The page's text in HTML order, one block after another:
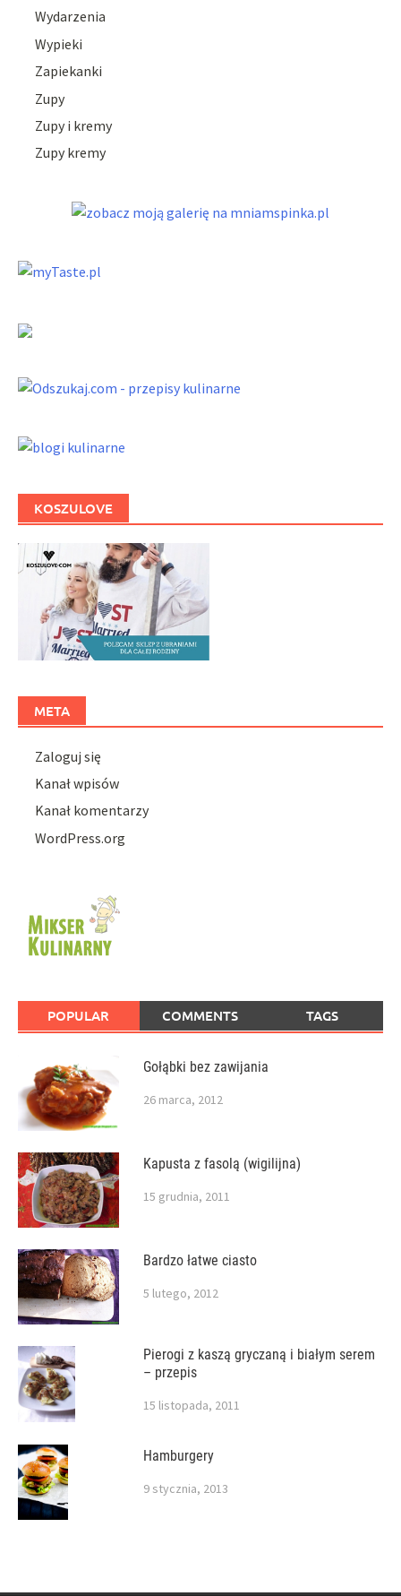
Wydarzenia
Wypieki
Zapiekanki
Zupy
Zupy i kremy
Zupy kremy
KOSZULOVE
META
Zaloguj się
Kanał wpisów
Kanał komentarzy
WordPress.org
POPULAR COMMENTS TAGS
Gołąbki bez zawijania
26 marca, 2012
Kapusta z fasolą (wigilijna)
15 grudnia, 2011
Bardzo łatwe ciasto
5 lutego, 2012
Pierogi z kaszą gryczaną i białym serem
– przepis
15 listopada, 2011
Hamburgery
9 stycznia, 2013